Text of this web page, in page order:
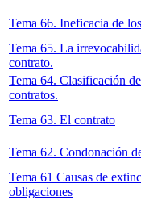
Tema 66. Ineficacia de
Tema 65. La
contrato.
Tema 64. Clasificación
contratos.
Tema 63. El contrato
Tema 62. Condonación
Tema 61 Causas de
obligaciones